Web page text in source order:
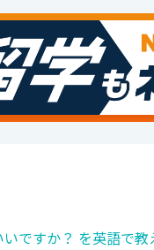
ですか？ を英語で教